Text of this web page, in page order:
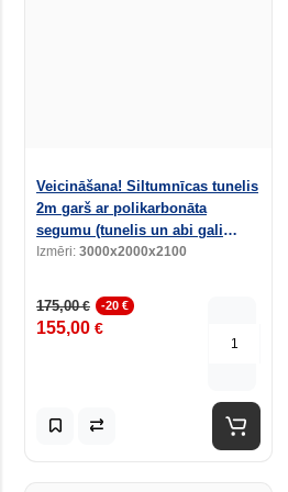
Veicināšana! Siltumnīcas tunelis
2m garš ar polikarbonāta
segumu (tunelis un abi gali
pārklāti)
Izmēri: 3000x2000x2100
175,00€ -20 €
155,00 €